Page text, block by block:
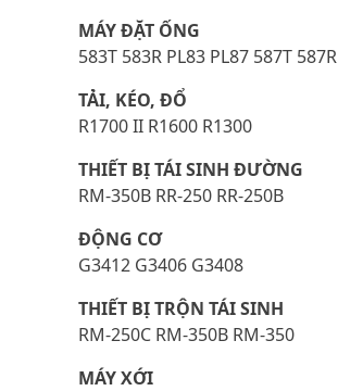
MÁY ĐẶT ỐNG
583T 583R PL83 PL87 587T 587R
TẢI, KÉO, ĐỔ
R1700 II R1600 R1300
THIẾT BỊ TÁI SINH ĐƯỜNG
RM-350B RR-250 RR-250B
ĐỘNG CƠ
G3412 G3406 G3408
THIẾT BỊ TRỘN TÁI SINH
RM-250C RM-350B RM-350
MÁY XỚI